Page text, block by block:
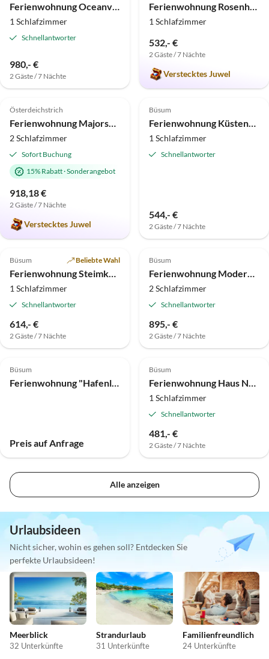
Ferienwohnung Oceanview
1 Schlafzimmer
Schnellantworter
980,- €
2 Gäste / 7 Nächte
Ferienwohnung Rosenhof 12
1 Schlafzimmer
532,- €
2 Gäste / 7 Nächte
Verstecktes Juwel
4.9 (6)
Österdeichstrich
Ferienwohnung Majorshof Seehecht Büsum
2 Schlafzimmer
Sofort Buchung
15% Rabatt·Sonderangebot
918,18 €
2 Gäste / 7 Nächte
Verstecktes Juwel
4.6 (3)
Büsum
Ferienwohnung Küstenbrise in Büsum
1 Schlafzimmer
Schnellantworter
544,- €
2 Gäste / 7 Nächte
5.0 (1)
Büsum Beliebte Wahl
Ferienwohnung Steimker, Büsumer Hochhaus
1 Schlafzimmer
Schnellantworter
614,- €
2 Gäste / 7 Nächte
Büsum
Ferienwohnung Moderne 3-Raumwohnung mit Meerblick im Büsumer Hochhaus
2 Schlafzimmer
Schnellantworter
895,- €
2 Gäste / 7 Nächte
Büsum
Ferienwohnung "Hafenloge" mit Hafen- und Meerblick
Preis auf Anfrage
Büsum
Ferienwohnung Haus Nordseeblick in Büsum
1 Schlafzimmer
Schnellantworter
481,- €
2 Gäste / 7 Nächte
Alle anzeigen
Urlaubsideen
Nicht sicher, wohin es gehen soll? Entdecken Sie
perfekte Urlaubsideen!
Meerblick
32 Unterkünfte
Strandurlaub
31 Unterkünfte
Familienfreundlich
24 Unterkünfte